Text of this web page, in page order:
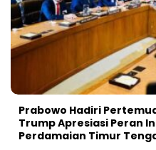
Prabowo Hadiri
Trump Apresiasi Peran
Perdamaian Timur